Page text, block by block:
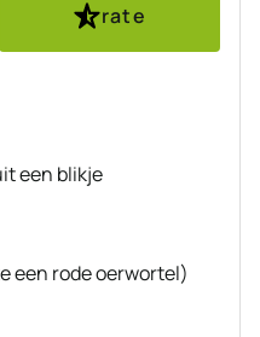
rate
een blikje
een rode oerwortel)